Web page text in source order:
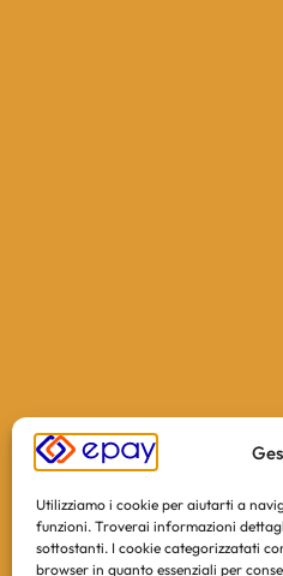
Utilizziamo i cookie per aiutarti a
funzioni. Troverai informazioni
sottostanti. I cookie categorizzatati
browser in quanto essenziali per